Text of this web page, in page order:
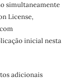
simultaneamente
License,
inicial nesta
adicionais